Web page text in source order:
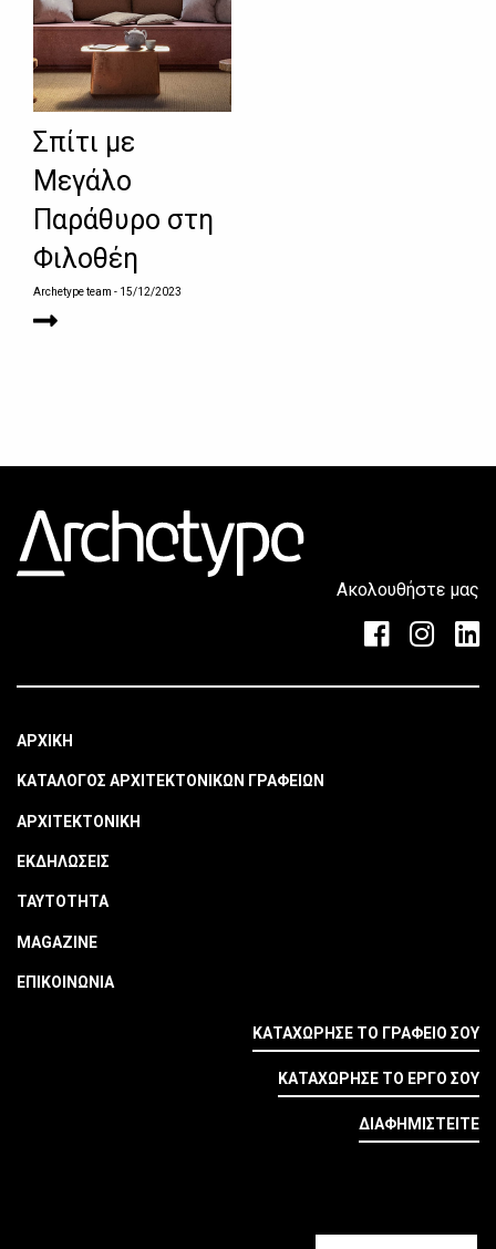
Σπίτι με
Μεγάλο
Παράθυρο στη
Φιλοθέη
Archetype team - 15/12/2023
Ακολουθήστε μας
ΑΡΧΙΚΗ
ΚΑΤΑΛΟΓΟΣ ΑΡΧΙΤΕΚΤΟΝΙΚΩΝ ΓΡΑΦΕΙΩΝ
ΑΡΧΙΤΕΚΤΟΝΙΚΗ
ΕΚΔΗΛΩΣΕΙΣ
ΤΑΥΤΟΤΗΤΑ
MAGAZINE
ΕΠΙΚΟΙΝΩΝΙΑ
ΚΑΤΑΧΩΡΗΣΕ ΤΟ ΓΡΑΦΕΙΟ ΣΟΥ
ΚΑΤΑΧΩΡΗΣΕ ΤΟ ΕΡΓΟ ΣΟΥ
ΔΙΑΦΗΜΙΣΤΕΙΤΕ